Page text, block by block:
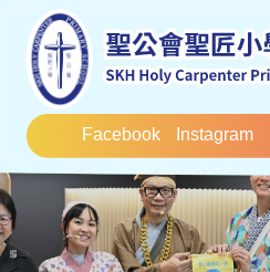
Facebook Instagram